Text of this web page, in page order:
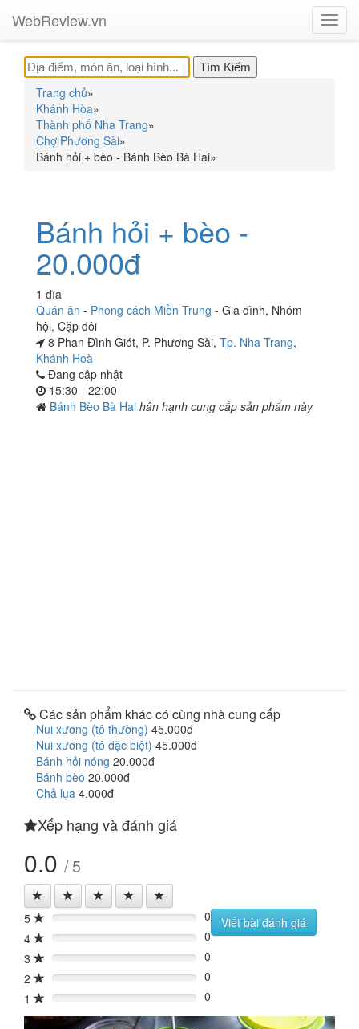
WebReview.vn
Trang chủ»
Khánh Hòa»
Thành phố Nha Trang»
Chợ Phương Sài»
Bánh hỏi + bèo - Bánh Bèo Bà Hai»
Bánh hỏi + bèo -
20.000đ
1 dĩa
Quán ăn - Phong cách Miền Trung - Gia đình, Nhóm
hội, Cặp đôi
8 Phan Đình Giót, P. Phương Sài, Tp. Nha Trang,
Khánh Hoà
Đang cập nhật
15:30 - 22:00
Bánh Bèo Bà Hai hân hạnh cung cấp sản phẩm này
Các sản phẩm khác có cùng nhà cung cấp
Nui xương (tô thường) 45.000đ
Nui xương (tô đặc biệt) 45.000đ
Bánh hỏi nóng 20.000đ
Bánh bèo 20.000đ
Chả lụa 4.000đ
Xếp hạng và đánh giá
0.0 / 5
5 0%
0
4
0%
0
3
0%
0
2
0%
0
1
0% 0
Viết bài đánh giá